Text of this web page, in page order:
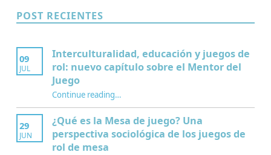
POST RECIENTES
09
JUL
Interculturalidad, educación y juegos de
rol: nuevo capítulo sobre el Mentor del
Juego
Continue reading“Interculturalidad, educación y juegos de rol: nuevo capítulo sobre el Mentor del Juego”
…
29
JUN
¿Qué es la Mesa de juego? Una
perspectiva sociológica de los juegos de
rol de mesa